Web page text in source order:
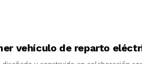
vehículo de reparto